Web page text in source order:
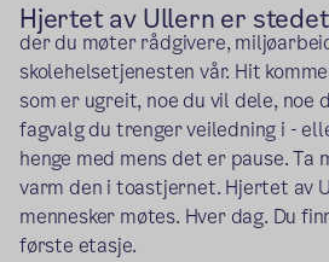
Hjertet av Ullern er stedet
der du møter rådgivere,
skolehelsetjenesten vår. Hit
som er ugreit, noe du vil dele, noe
fagvalg du trenger veiledning i -
henge med mens det er pause. Ta
varm den i toastjernet. Hjertet av
mennesker møtes. Hver dag. Du
første etasje.